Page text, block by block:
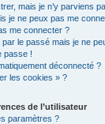
mais je n’y parviens
je ne peux pas me
me connecter ?
le passé mais je ne
passe !
déconnecté ?
les cookies » ?
de l’utilisateur
paramètres ?